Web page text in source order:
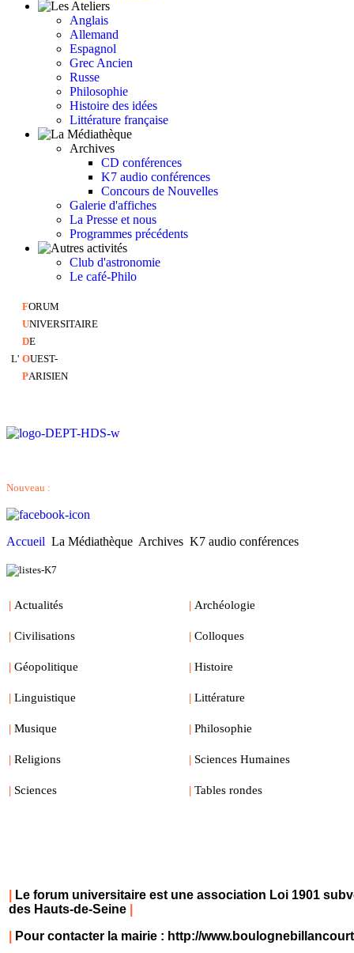
Anglais
Allemand
Espagnol
Grec Ancien
Russe
Philosophie
Histoire des idées
Littérature française
Archives
CD conférences
K7 audio conférences
Concours de Nouvelles
Galerie d'affiches
La Presse et nous
Programmes précédents
Club d'astronomie
Le café-Philo
FORUM
UNIVERSITAIRE
DE
L' OUEST-
PARISIEN
Nouveau :
Accueil La Médiathèque Archives K7 audio conférences
| Actualités | Archéologie
| Civilisations | Colloques
| Géopolitique | Histoire
| Linguistique | Littérature
| Musique | Philosophie
| Religions | Sciences Humaines
| Sciences | Tables rondes
Le forum universitaire est une association Loi 1901
des Hauts-de-Seine
Pour contacter la mairie : http://